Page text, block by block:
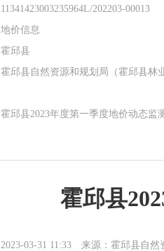
11341423003235964L/202203-00013
地价信息
霍邱县
霍邱县自然资源和规划局（霍邱县林
霍邱县2023年度第一季度地价动态监
霍邱县
2023-03-31 11:33 来源：霍邱县自然